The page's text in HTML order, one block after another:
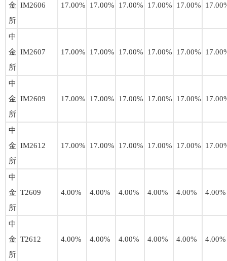
金
所
IM2606 17.00% 17.00% 17.00% 17.00% 17.00%
中
金
所
IM2607 17.00% 17.00% 17.00% 17.00% 17.00%
中
金
所
IM2609 17.00% 17.00% 17.00% 17.00% 17.00%
中
金
所
IM2612 17.00% 17.00% 17.00% 17.00% 17.00%
中
金
所
T2609 4.00% 4.00% 4.00% 4.00% 4.00% 4.00%
中
金
所
T2612 4.00% 4.00% 4.00% 4.00% 4.00% 4.00%